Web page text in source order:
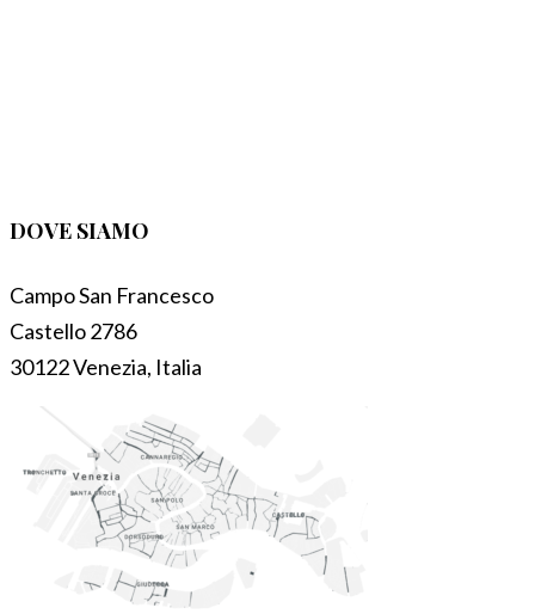
DOVE SIAMO
Campo San Francesco
Castello 2786
30122 Venezia, Italia